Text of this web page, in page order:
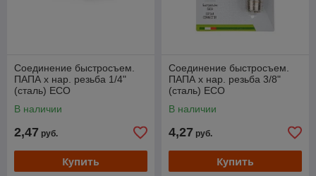
Соединение быстросъем.
ПАПА х нар. резьба 1/4"
(сталь) ECO
В наличии
2,47 руб.
Купить
Соединение быстросъем.
ПАПА х нар. резьба 3/8"
(сталь) ECO
В наличии
4,27 руб.
Купить